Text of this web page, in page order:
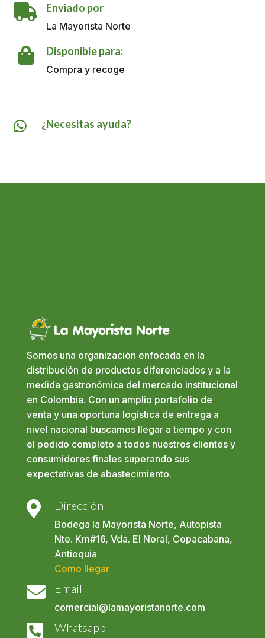
1000
GR
 Enviado por
La Mayorista Norte
 Disponible para:
Compra y recoge
 ¿Necesitas ayuda?
Somos una organización enfocada en la
distribución de productos diferenciados y a la
medida gastronómica del mercado institucional
en Colombia. Con un amplio portafolio de
venta y una oportuna logística de entrega a
nivel nacional buscamos llegar a tiempo y con
el pedido completo a todos nuestros clientes y
consumidores finales superando sus
expectativas de abastecimiento.
 Dirección
Bodega la Mayorista Norte, Autopista
Nte. Km#16, Vda. El Noral, Copacabana,
Antioquia
Como llegar
 Email
comercial@lamayoristanorte.com
 Whatsapp